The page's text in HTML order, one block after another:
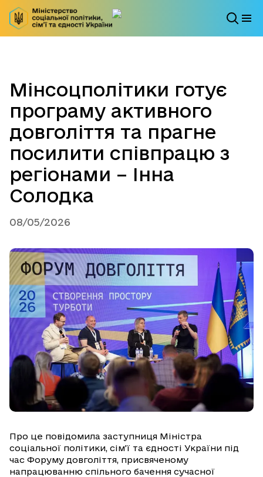
Мінсоцполітики готує
програму активного
довголіття та прагне
посилити співпрацю з
регіонами – Інна
Солодка
08/05/2026
Про це повідомила заступниця Міністра
соціальної політики, сім’ї та єдності України під
час Форуму довголіття, присвяченому
напрацюванню спільного бачення сучасної